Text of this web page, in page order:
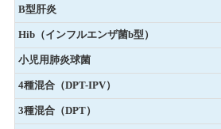
B型肝炎
Hib（インフルエンザ菌b型）
小児用肺炎球菌
4種混合（DPT-IPV）
3種混合（DPT）